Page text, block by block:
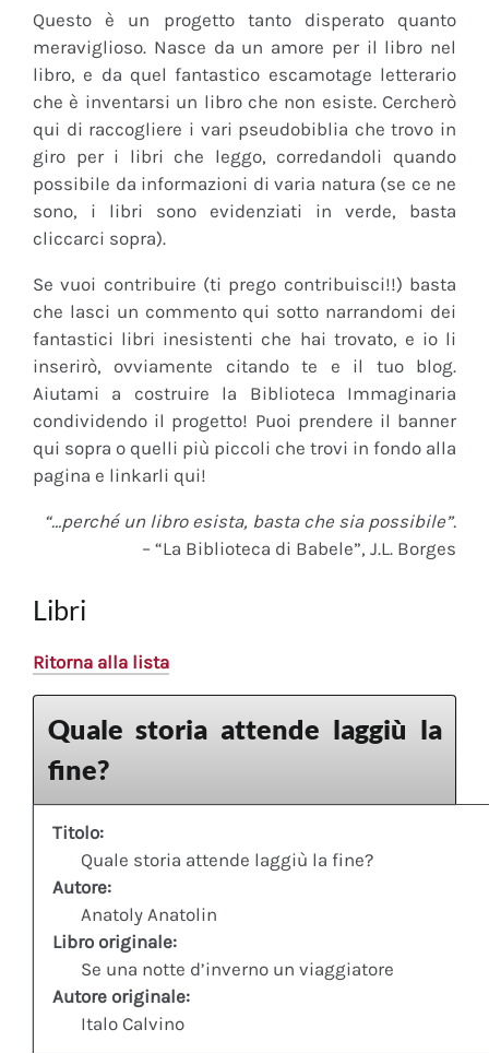
Questo è un progetto tanto disperato quanto
meraviglioso. Nasce da un amore per il libro nel
libro, e da quel fantastico escamotage letterario
che è inventarsi un libro che non esiste. Cercherò
qui di raccogliere i vari pseudobiblia che trovo in
giro per i libri che leggo, corredandoli quando
possibile da informazioni di varia natura (se ce ne
sono, i libri sono evidenziati in verde, basta
cliccarci sopra).
Se vuoi contribuire (ti prego contribuisci!!) basta
che lasci un commento qui sotto narrandomi dei
fantastici libri inesistenti che hai trovato, e io li
inserirò, ovviamente citando te e il tuo blog.
Aiutami a costruire la Biblioteca Immaginaria
condividendo il progetto! Puoi prendere il banner
qui sopra o quelli più piccoli che trovi in fondo alla
pagina e linkarli qui!
“…perché un libro esista, basta che sia possibile”.
– “La Biblioteca di Babele”, J.L. Borges
Libri
Ritorna alla lista
Quale storia attende laggiù la
fine?
Titolo:
Quale storia attende laggiù la fine?
Autore:
Anatoly Anatolin
Libro originale:
Se una notte d’inverno un viaggiatore
Autore originale:
Italo Calvino